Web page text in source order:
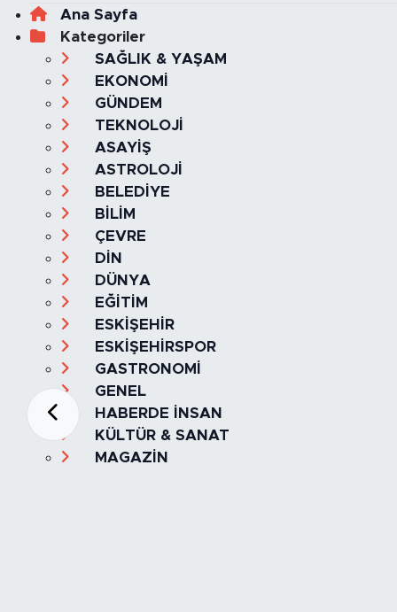
Ana Sayfa
Kategoriler
SAĞLIK & YAŞAM
EKONOMİ
GÜNDEM
TEKNOLOJİ
ASAYİŞ
ASTROLOJİ
BELEDİYE
BİLİM
ÇEVRE
DİN
DÜNYA
EĞİTİM
ESKİŞEHİR
ESKİŞEHİRSPOR
GASTRONOMİ
GENEL
HABERDE İNSAN
KÜLTÜR & SANAT
MAGAZİN